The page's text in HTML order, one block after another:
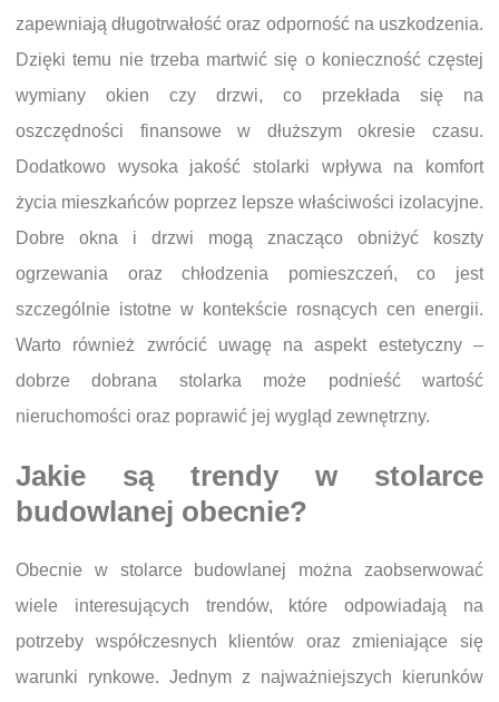
zapewniają długotrwałość oraz odporność na uszkodzenia.
Dzięki temu nie trzeba martwić się o konieczność częstej
wymiany okien czy drzwi, co przekłada się na
oszczędności finansowe w dłuższym okresie czasu.
Dodatkowo wysoka jakość stolarki wpływa na komfort
życia mieszkańców poprzez lepsze właściwości izolacyjne.
Dobre okna i drzwi mogą znacząco obniżyć koszty
ogrzewania oraz chłodzenia pomieszczeń, co jest
szczególnie istotne w kontekście rosnących cen energii.
Warto również zwrócić uwagę na aspekt estetyczny –
dobrze dobrana stolarka może podnieść wartość
nieruchomości oraz poprawić jej wygląd zewnętrzny.
Jakie są trendy w stolarce
budowlanej obecnie?
Obecnie w stolarce budowlanej można zaobserwować
wiele interesujących trendów, które odpowiadają na
potrzeby współczesnych klientów oraz zmieniające się
warunki rynkowe. Jednym z najważniejszych kierunków